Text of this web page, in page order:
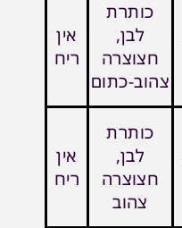
כותרת
לבן,
חצוצרה
צהוב-כתום
אין
ריח
כותרת
לבן,
חצוצרה
צהוב
אין
ריח